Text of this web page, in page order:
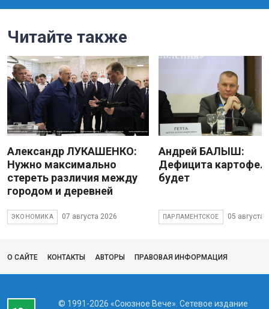
Читайте также
Александр ЛУКАШЕНКО:
Нужно максимально
стереть различия между
городом и деревней
ЭКОНОМИКА 07 августа 2026
Андрей БАЛЫШ:
Дефицита
будет
ПАРЛАМЕНТСКОЕ 05 августа
О САЙТЕ КОНТАКТЫ АВТОРЫ ПРАВОВАЯ ИНФОРМАЦИЯ
© 1991-2026 «Союзное Вече». Сетевое издание